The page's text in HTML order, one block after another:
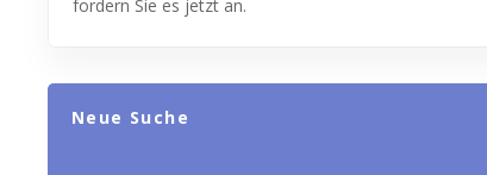
fordern Sie es jetzt an.
Neue Suche